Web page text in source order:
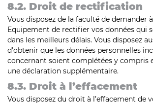
8.2. Droit de rectification
Vous disposez de la faculté de demander
Equipement de rectifier vos données qui
dans les meilleurs délais. Vous disposez
d’obtenir que les données personnelles
concernant soient complétées y compris
une déclaration supplémentaire.
8.3. Droit à l’effacement
Vous disposez du droit à l’effacement de